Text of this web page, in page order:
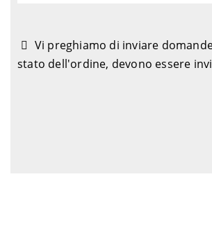
Vi preghiamo di inviare
stato dell'ordine, devono essere